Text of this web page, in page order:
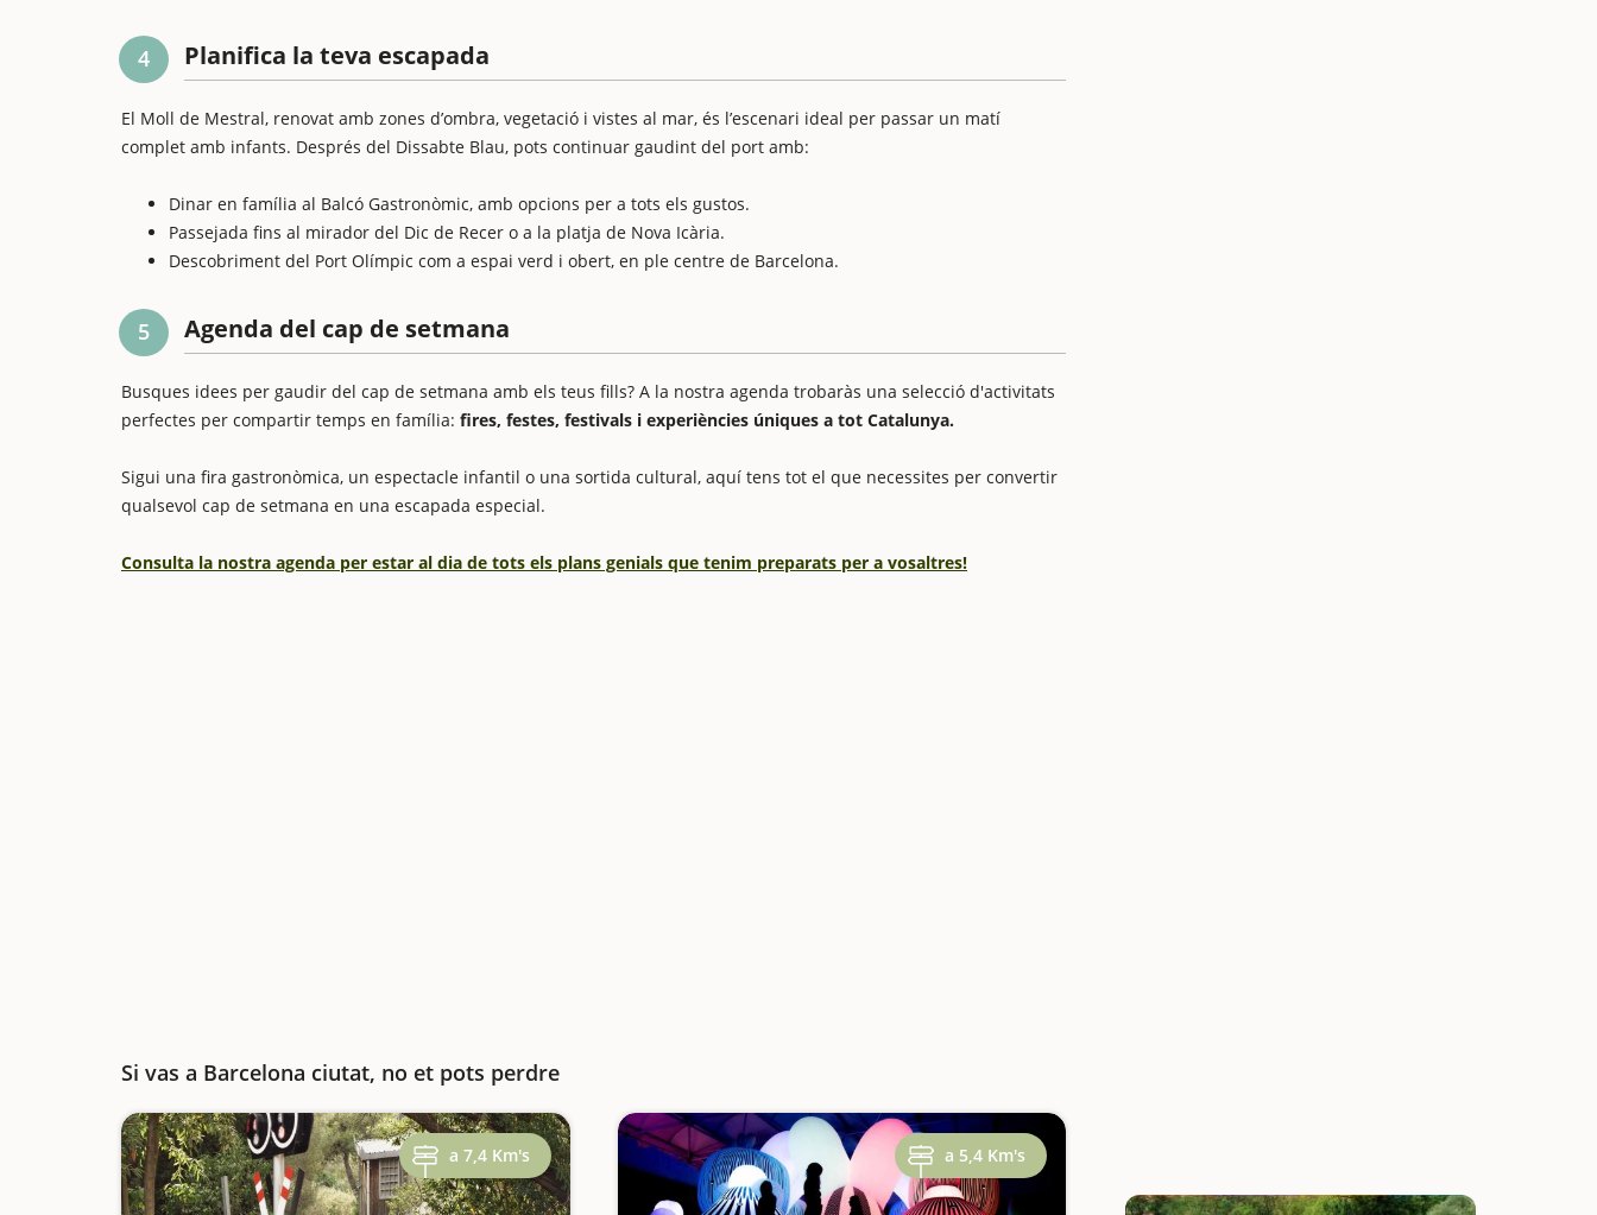
4 Planifica la teva escapada
El Moll de Mestral, renovat amb zones d’ombra, vegetació i vistes al mar, és l’escenari ideal per passar un matí
complet amb infants. Després del Dissabte Blau, pots continuar gaudint del port amb:
Dinar en família al Balcó Gastronòmic, amb opcions per a tots els gustos.
Passejada fins al mirador del Dic de Recer o a la platja de Nova Icària.
Descobriment del Port Olímpic com a espai verd i obert, en ple centre de Barcelona.
5 Agenda del cap de setmana
Busques idees per gaudir del cap de setmana amb els teus fills? A la nostra agenda trobaràs una selecció d'activitats
perfectes per compartir temps en família: fires, festes, festivals i experiències úniques a tot Catalunya.
Sigui una fira gastronòmica, un espectacle infantil o una sortida cultural, aquí tens tot el que necessites per convertir
qualsevol cap de setmana en una escapada especial.
Consulta la nostra agenda per estar al dia de tots els plans genials que tenim preparats per a vosaltres!
Si vas a Barcelona ciutat, no et pots perdre
a 7,4 Km's a 5,4 Km's